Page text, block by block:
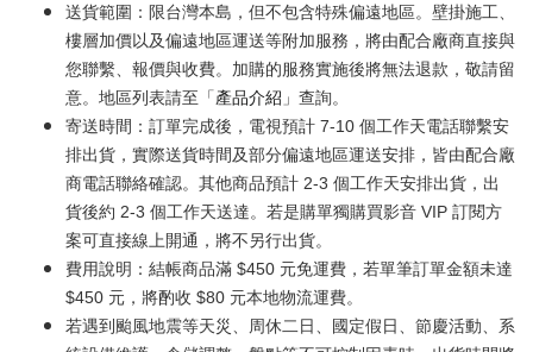
送貨範圍：限台灣本島，但不包含特殊偏遠地區。壁掛施工、
樓層加價以及偏遠地區運送等附加服務，將由配合廠商直接與
您聯繫、報價與收費。加購的服務實施後將無法退款，敬請留
意。地區列表請至「產品介紹 」查詢。
寄送時間：訂單完成後，電視預計 7-10 個工作天電話聯繫安
排出貨，實際送貨時間及部分偏遠地區運送安排，皆由配合廠
商電話聯絡確認。其他商品預計 2-3 個工作天安排出貨，出
貨後約 2-3 個工作天送達。若是購單獨購買影音 VIP 訂閱方
案可直接線上開通，將不另行出貨。
費用說明：結帳商品滿 $450 元免運費，若單筆訂單金額未達
$450 元，將酌收 $80 元本地物流運費。
若遇到颱風地震等天災、周休二日、國定假日、節慶活動、系